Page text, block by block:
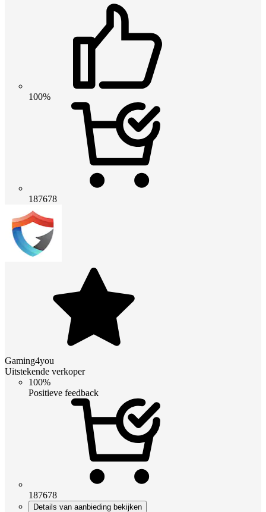
100%
187678
Gaming4you
Uitstekende verkoper
100%
Positieve feedback
187678
Details van aanbieding bekijken